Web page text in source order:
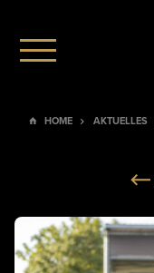
HOME AKTUELLES